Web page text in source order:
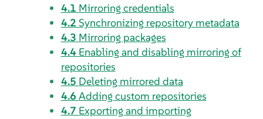
4.1 Mirroring credentials
4.2 Synchronizing repository metadata
4.3 Mirroring packages
4.4 Enabling and disabling mirroring of
repositories
4.5 Deleting mirrored data
4.6 Adding custom repositories
4.7 Exporting and importing